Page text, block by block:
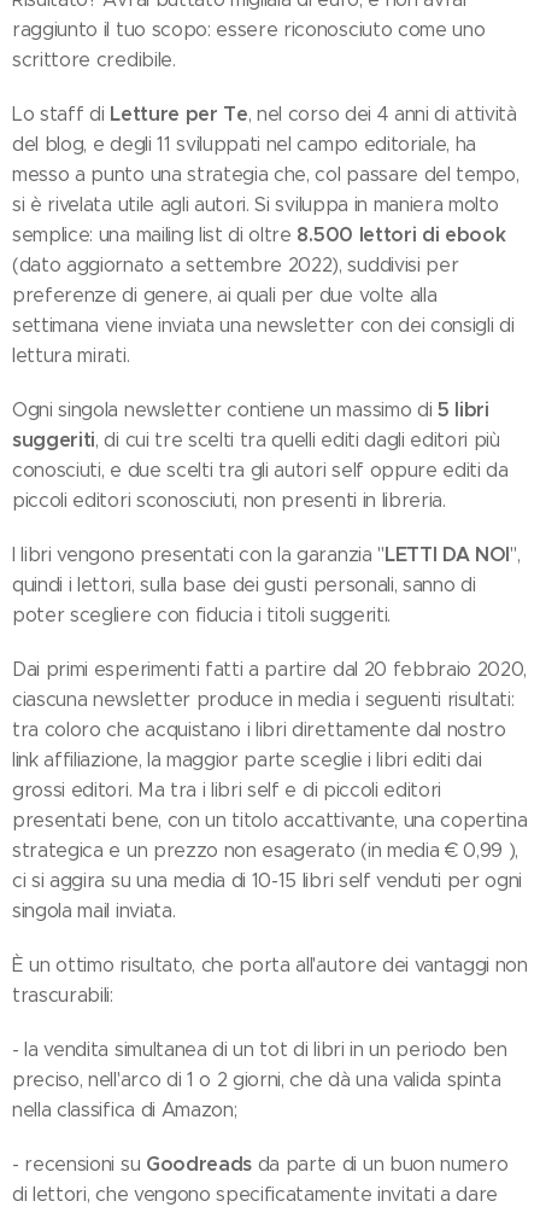
raggiunto il tuo scopo: essere riconosciuto come uno
scrittore credibile.
Lo staff di Letture per Te, nel corso dei 4 anni di attività
del blog, e degli 11 sviluppati nel campo editoriale, ha
messo a punto una strategia che, col passare del tempo,
si è rivelata utile agli autori. Si sviluppa in maniera molto
semplice: una mailing list di oltre 8.500 lettori di ebook
(dato aggiornato a settembre 2022), suddivisi per
preferenze di genere, ai quali per due volte alla
settimana viene inviata una newsletter con dei consigli di
lettura mirati.
Ogni singola newsletter contiene un massimo di 5 libri
suggeriti, di cui tre scelti tra quelli editi dagli editori più
conosciuti, e due scelti tra gli autori self oppure editi da
piccoli editori sconosciuti, non presenti in libreria.
I libri vengono presentati con la garanzia "LETTI DA NOI",
quindi i lettori, sulla base dei gusti personali, sanno di
poter scegliere con fiducia i titoli suggeriti.
Dai primi esperimenti fatti a partire dal 20 febbraio 2020,
ciascuna newsletter produce in media i seguenti risultati:
tra coloro che acquistano i libri direttamente dal nostro
link affiliazione, la maggior parte sceglie i libri editi dai
grossi editori. Ma tra i libri self e di piccoli editori
presentati bene, con un titolo accattivante, una copertina
strategica e un prezzo non esagerato (in media € 0,99 ),
ci si aggira su una media di 10-15 libri self venduti per ogni
singola mail inviata.
È un ottimo risultato, che porta all'autore dei vantaggi non
trascurabili:
- la vendita simultanea di un tot di libri in un periodo ben
preciso, nell'arco di 1 o 2 giorni, che dà una valida spinta
nella classifica di Amazon;
- recensioni su Goodreads da parte di un buon numero
di lettori, che vengono specificatamente invitati a dare